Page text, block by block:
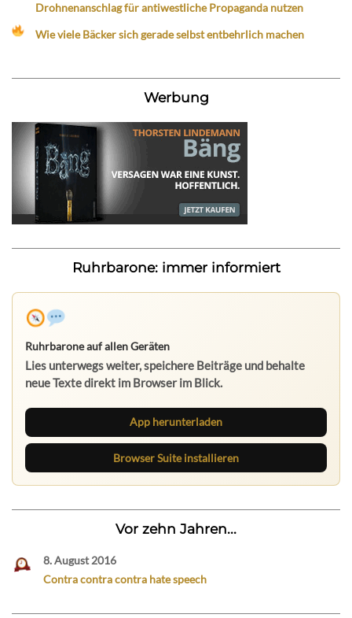
Drohnenanschlag für antiwestliche Propaganda nutzen
Wie viele Bäcker sich gerade selbst entbehrlich machen
Werbung
Ruhrbarone: immer informiert
Ruhrbarone auf allen Geräten
Lies unterwegs weiter, speichere Beiträge und behalte
neue Texte direkt im Browser im Blick.
App herunterladen
Browser Suite installieren
Vor zehn Jahren...
8. August 2016
Contra contra contra hate speech